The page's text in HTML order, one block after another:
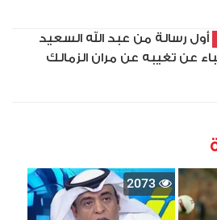
أول رسالة من عبد الله السعيد
عن تغيبه عن مران الزمالك
2073